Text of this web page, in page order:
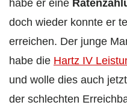
habe er eine
doch wieder konnte er
erreichen. Der junge
habe die Hartz IV
und wolle dies auch
der schlechten